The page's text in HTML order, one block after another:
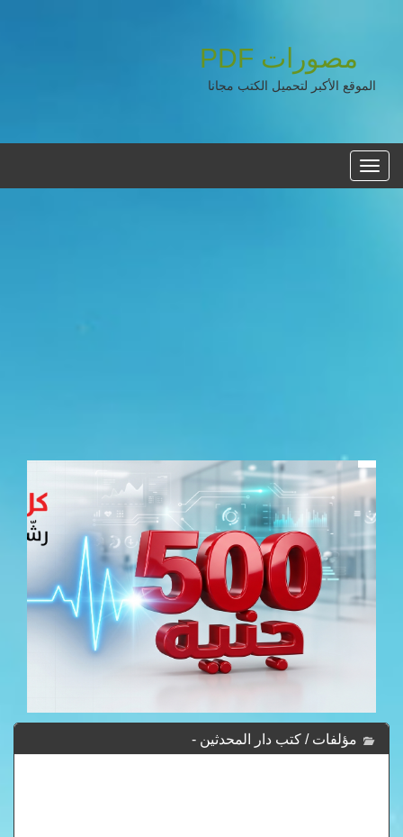
مصورات PDF
الموقع الأكبر لتحميل الكتب مجانا
القائمه
الرئيسية
مؤلفات / كتب دار المحدثين -